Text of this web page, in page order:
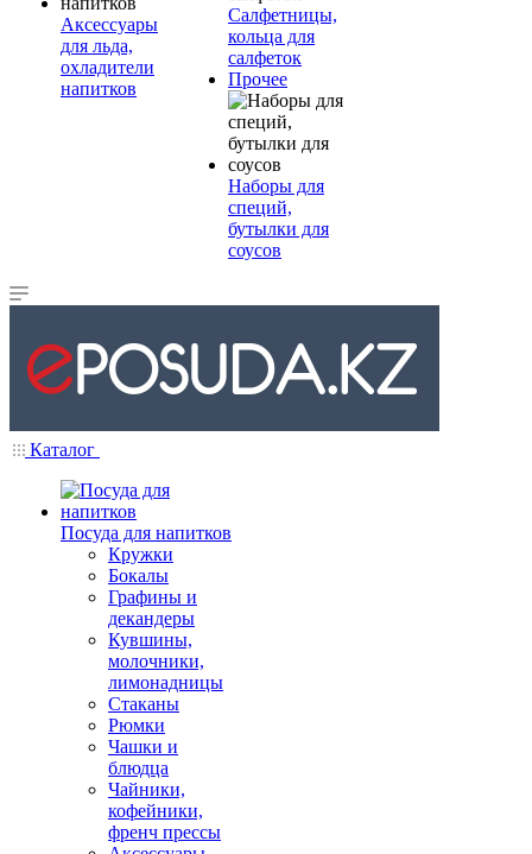
Аксессуары
для льда,
охладители
напитков
Салфетницы,
кольца для
салфеток
Прочее
Наборы для
специй,
бутылки для
соусов
Каталог
Посуда для напитков
Кружки
Бокалы
Графины и
декандеры
Кувшины,
молочники,
лимонадницы
Стаканы
Рюмки
Чашки и
блюдца
Чайники,
кофейники,
френч прессы